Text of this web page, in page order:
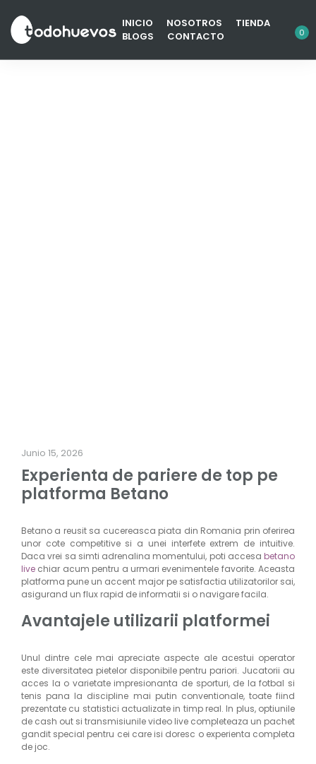
INICIO NOSOTROS
TIENDA
BLOGS
CONTACTO 0
Junio 15, 2026
Experienta de pariere de top pe
platforma Betano
Betano a reusit sa cucereasca piata din Romania prin oferirea
unor cote competitive si a unei interfete extrem de intuitive.
Daca vrei sa simti adrenalina momentului, poti accesa betano
live chiar acum pentru a urmari evenimentele favorite. Aceasta
platforma pune un accent major pe satisfactia utilizatorilor sai,
asigurand un flux rapid de informatii si o navigare facila.
Avantajele utilizarii platformei
Unul dintre cele mai apreciate aspecte ale acestui operator
este diversitatea pietelor disponibile pentru pariori. Jucatorii au
acces la o varietate impresionanta de sporturi, de la fotbal si
tenis pana la discipline mai putin conventionale, toate fiind
prezentate cu statistici actualizate in timp real. In plus, optiunile
de cash out si transmisiunile video live completeaza un pachet
gandit special pentru cei care isi doresc o experienta completa
de joc.